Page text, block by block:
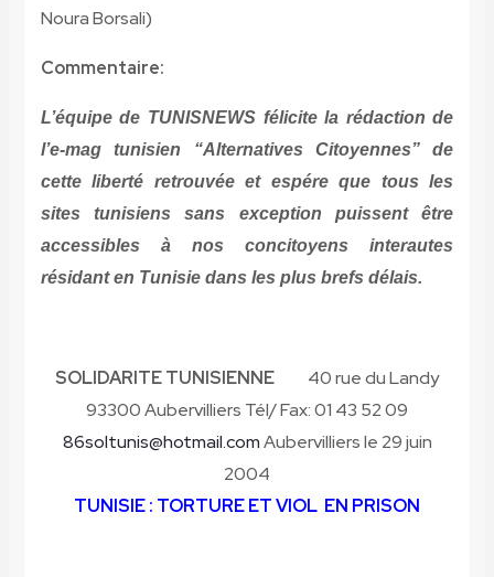
Noura Borsali)
Commentaire:
L’équipe de TUNISNEWS félicite la rédaction de
l’e-mag tunisien “Alternatives Citoyennes” de
cette liberté retrouvée et espére que tous les
sites tunisiens sans exception puissent être
accessibles à nos concitoyens interautes
résidant en Tunisie dans les plus brefs délais.
SOLIDARITE TUNISIENNE 40 rue du Landy
93300 Aubervilliers Tél/ Fax: 01 43 52 09
86soltunis@hotmail.comAubervilliers le 29 juin
2004
TUNISIE : TORTURE ET VIOL EN PRISON